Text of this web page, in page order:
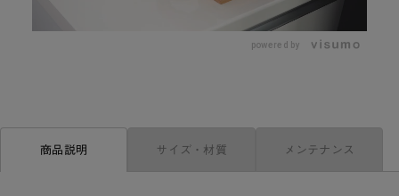
%
powered by
商品説明 サイズ・材質 メンテナンス